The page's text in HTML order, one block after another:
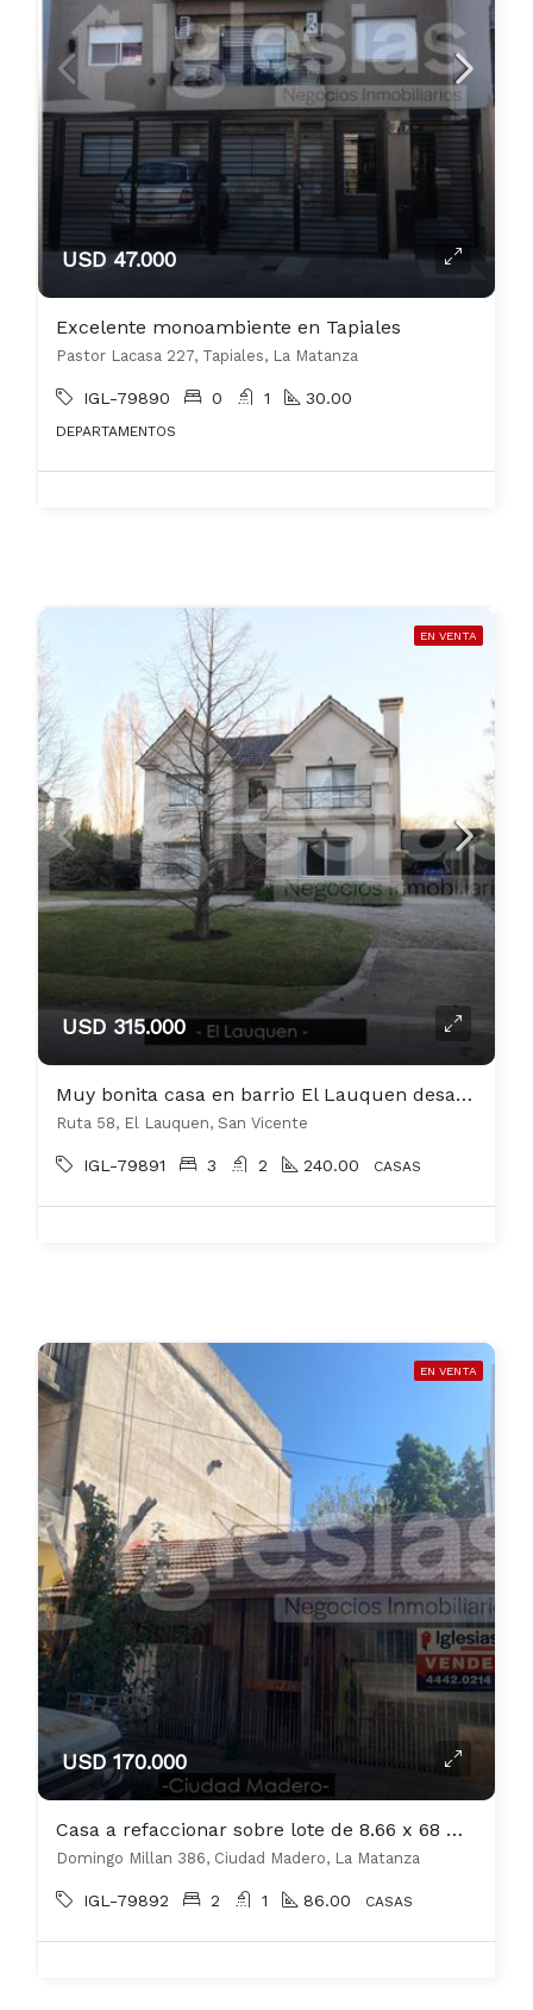
USD 47.000
Excelente monoambiente en Tapiales
Pastor Lacasa 227, Tapiales, La Matanza
IGL-79890 0 1 30.00
DEPARTAMENTOS
EN VENTA
USD 315.000
Muy bonita casa en barrio El Lauquen desarrollada en dos plantas
Ruta 58, El Lauquen, San Vicente
IGL-79891 3 2 240.00 CASAS
EN VENTA
USD 170.000
Casa a refaccionar sobre lote de 8.66 x 68 metros
Domingo Millan 386, Ciudad Madero, La Matanza
IGL-79892 2 1 86.00 CASAS